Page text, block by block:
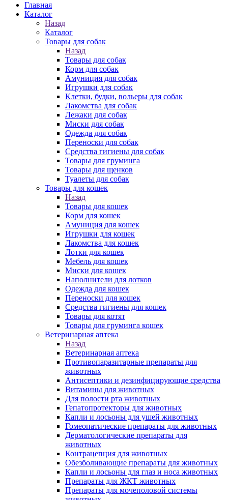
Главная
Каталог
Назад
Каталог
Товары для собак
Назад
Товары для собак
Корм для собак
Амуниция для собак
Игрушки для собак
Клетки, будки, вольеры для собак
Лакомства для собак
Лежаки для собак
Миски для собак
Одежда для собак
Переноски для собак
Средства гигиены для собак
Товары для груминга
Товары для щенков
Туалеты для собак
Товары для кошек
Назад
Товары для кошек
Корм для кошек
Амуниция для кошек
Игрушки для кошек
Лакомства для кошек
Лотки для кошек
Мебель для кошек
Миски для кошек
Наполнители для лотков
Одежда для кошек
Переноски для кошек
Средства гигиены для кошек
Товары для котят
Товары для груминга кошек
Ветеринарная аптека
Назад
Ветеринарная аптека
Противопаразитарные препараты для
животных
Антисептики и дезинфицирующие средства
Витамины для животных
Для полости рта животных
Гепатопротекторы для животных
Капли и лосьоны для ушей животных
Гомеопатические препараты для животных
Дерматологические препараты для
животных
Контрацепция для животных
Обезболивающие препараты для животных
Капли и лосьоны для глаз и носа животных
Препараты для ЖКТ животных
Препараты для мочеполовой системы